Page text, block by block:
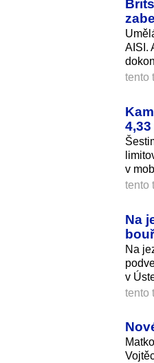
AISI.
tento
v
tento
Na
Na
v
tento